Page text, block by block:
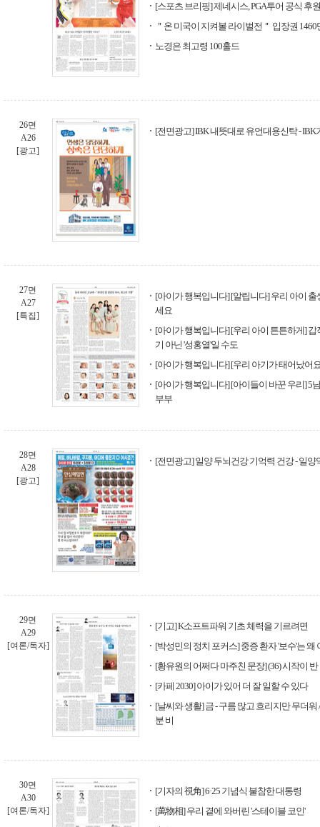
[스포츠 브리핑] 제네시스, PGA투어 공식 후
＂온 미국이 지켜볼 라이벌전＂ 입장권
노경은 최고령 100홀드
26면
A26
[광고]
[전면광고] IBK 내뜻대로 유언대용신탁 - IBK
27면
A27
[특집]
[아이가 행복입니다] [알립니다] 우리 아이
세요
[아이가 행복입니다] [우리 아이 튼튼하게]
기 아닌 '성홍열'일 수도
[아이가 행복입니다] [우리 아기가 태어났어
[아이가 행복입니다] [아이들이 바꾼 우리] 5
부부
28면
A28
[광고]
[전면광고] 일양 두뇌건강 기억력 건강 - 일양
29면
A29
[여론/독자]
[기고] K소프트파워 기초 체력을 기르려면
[박성민의 정치 포커스] 중증 환자 '보수'는
[황유원의 어쩌다 마주친 문장] (36) 시작이 반
[카페 2030] 아이가 있어 더 잘 일할 수 있다
[날씨와 생활] 금 - 구름 많고 흐리지만 무더워
분 비
30면
A30
[여론/독자]
[기자의 視角] 6·25 기념식 불참한 대통령
[萬物相] 우리 곁에 와버린 '스테이블 코인'